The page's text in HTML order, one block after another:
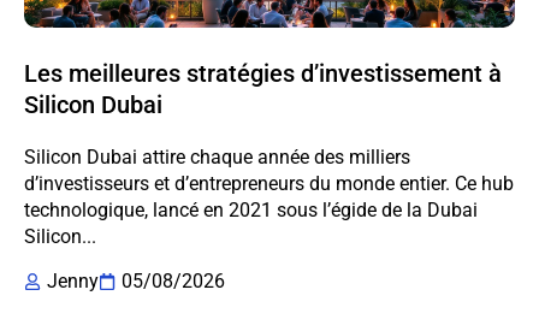
Les meilleures stratégies d’investissement à
Silicon Dubai
Silicon Dubai attire chaque année des milliers
d’investisseurs et d’entrepreneurs du monde entier. Ce hub
technologique, lancé en 2021 sous l’égide de la Dubai
Silicon...
Jenny
05/08/2026